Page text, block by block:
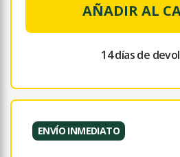
AÑADIR AL
14 días de
ENVÍO INMEDIATO